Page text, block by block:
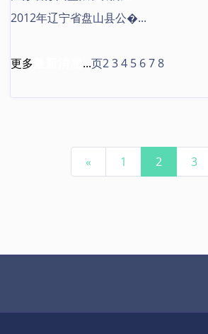
2012年辽宁省盘山县公�...
更多 ...页234 5 678
«Previous
1 2 3